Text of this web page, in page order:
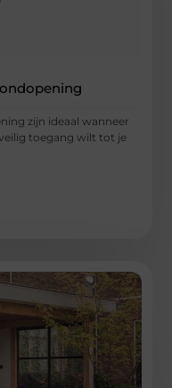
zijn ideaal wanneer
toegang wilt tot je